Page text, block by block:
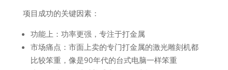
项目成功的关键因素：
功能上：功率更强，专注于打金属
市场痛点：市面上卖的专门打金属的激光雕刻机都
比较笨重，像是90年代的台式电脑一样笨重